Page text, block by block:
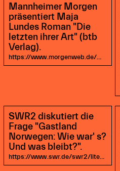
Mannheimer Morgen
präsentiert Maja
Lundes Roman "Die
letzten ihrer Art" (btb
Verlag).
https://www.morgenweb.de/mannheimer-morgen_artikel,-seite-1-mm-eindrucksvolle-mahnung-_arid,1544713.html
SWR2 diskutiert die
Frage "Gastland
Norwegen: Wie war' s?
Und was bleibt?".
https://www.swr.de/swr2/literatur/Gespraech-Gastland-Norwegen-Wie-war-s,swr2-lesenswert-magazin-20191027-1705-02-gastland-norwegen-wie-war-s-und-was-bleibt-100.html